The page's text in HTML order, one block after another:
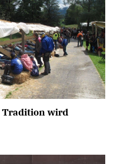
Tradition wird